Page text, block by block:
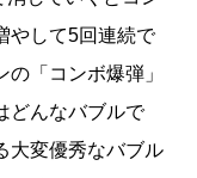
やして5回連続で
「コンボ爆弾」
どんなバブルで
大変優秀なバブル